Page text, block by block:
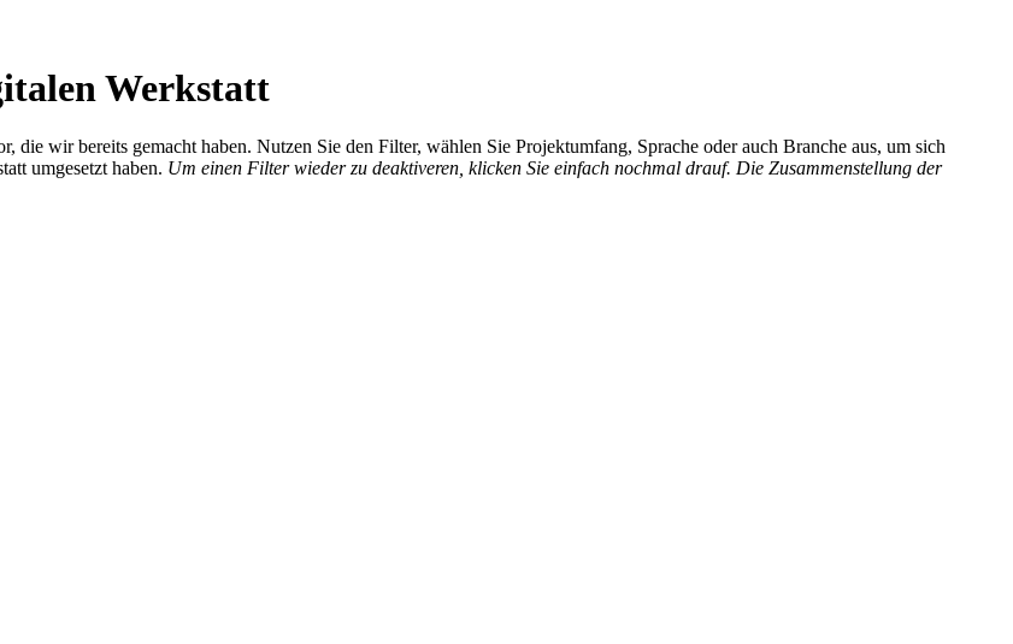
Werkstatt
wir bereits gemacht haben. Nutzen Sie den Filter, wählen Sie Projektumfang, Sprache oder auch Branche aus, um sich
umgesetzt haben. Um einen Filter wieder zu deaktiveren, klicken Sie einfach nochmal drauf. Die Zusammenstellung der